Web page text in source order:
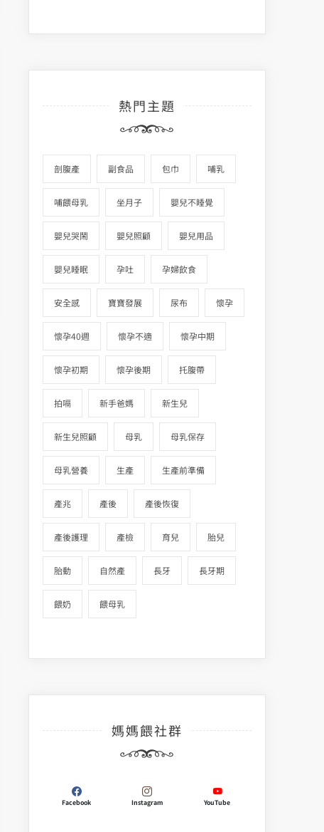
熱門主題
剖腹產 副食品 包巾 哺乳
哺餵母乳 坐月子 嬰兒不睡覺
嬰兒哭鬧 嬰兒照顧 嬰兒用品
嬰兒睡眠 孕吐 孕婦飲食
安全感 寶寶發展 尿布 懷孕
懷孕40週 懷孕不適 懷孕中期
懷孕初期 懷孕後期 托腹帶
拍嗝 新手爸媽 新生兒
新生兒照顧 母乳 母乳保存
母乳營養 生產 生產前準備
產兆 產後 產後恢復
產後護理 產檢 育兒 胎兒
胎動 自然產 長牙 長牙期
餵奶 餵母乳
媽媽餵社群
Facebook Instagram YouTube